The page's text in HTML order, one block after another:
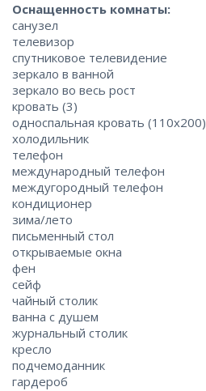
Оснащенность комнаты:
санузел
телевизор
спутниковое телевидение
зеркало в ванной
зеркало во весь рост
кровать (3)
односпальная кровать (110x200)
холодильник
телефон
международный телефон
междугородный телефон
кондиционер
зима/лето
письменный стол
открываемые окна
фен
сейф
чайный столик
ванна с душем
журнальный столик
кресло
подчемоданник
гардероб